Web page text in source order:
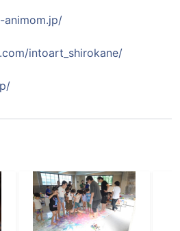
intoart_shirokane/